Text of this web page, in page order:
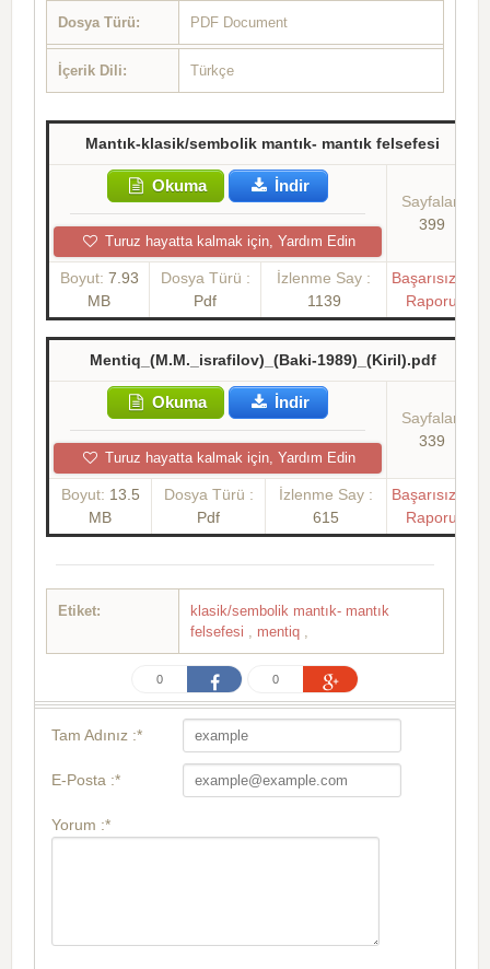
Dosya Türü: PDF Document
İçerik Dili: Türkçe
Mantık-klasik/sembolik mantık- mantık felsefesi
Okuma İndir
Turuz hayatta kalmak için, Yardım Edin
Sayfalar:
399
Boyut: 7.93
MB
Dosya Türü :
Pdf
İzlenme Say :
1139
Başarısızlık
Raporu
Mentiq_(M.M._israfilov)_(Baki-1989)_(Kiril).pdf
Okuma İndir
Turuz hayatta kalmak için, Yardım Edin
Sayfalar:
339
Boyut: 13.5
MB
Dosya Türü :
Pdf
İzlenme Say :
615
Başarısızlık
Raporu
Etiket:
klasik/sembolik mantık- mantık
felsefesi
mentiq
0 0
Tam Adınız :*
E-Posta :*
Yorum :*